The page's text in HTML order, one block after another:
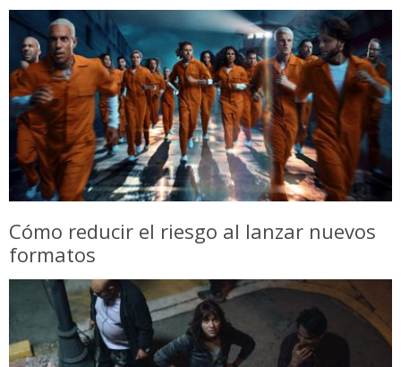
Cómo reducir el riesgo al lanzar nuevos
formatos